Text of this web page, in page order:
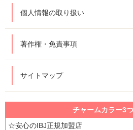
個人情報の取り扱い
著作権・免責事項
サイトマップ
チャームカラー3
☆安心のIBJ正規加盟店